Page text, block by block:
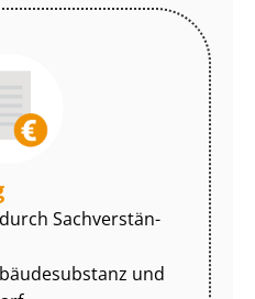
Sach­ver­stän­
und